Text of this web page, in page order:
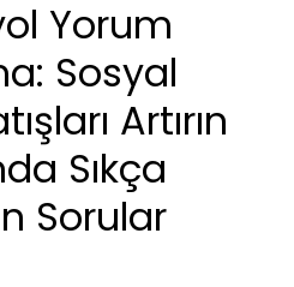
Yorum
Sosyal
Artırın
Sıkça
Sorular